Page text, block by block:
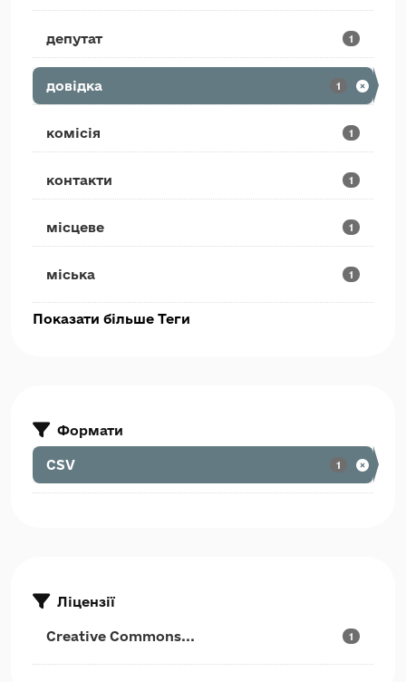
депутат 1
довідка 1
комісія 1
контакти 1
місцеве 1
міська 1
Показати більше Теги
Формати
CSV 1
Ліцензії
Creative Commons... 1